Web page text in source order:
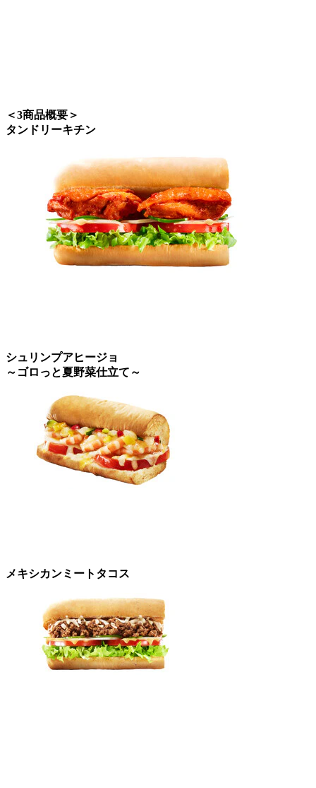
＜3商品概要＞
タンドリーキチン
シュリンプアヒージョ
～ゴロっと夏野菜仕立て～
メキシカンミートタコス